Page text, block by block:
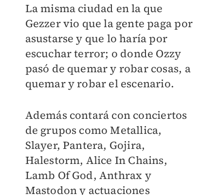
La misma ciudad en la que
Gezzer vio que la gente paga por
asustarse y que lo haría por
escuchar terror; o donde Ozzy
pasó de quemar y robar cosas, a
quemar y robar el escenario.
Además contará con conciertos
de grupos como Metallica,
Slayer, Pantera, Gojira,
Halestorm, Alice In Chains,
Lamb Of God, Anthrax y
Mastodon y actuaciones